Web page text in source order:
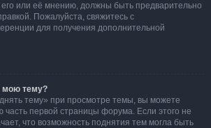
или её мнению, должны быть предварительно
Пожалуйста, свяжитесь с
для получения дополнительной
мою тему?
тему» при просмотре темы, вы можете
часть первой страницы форума. Если этого не
что возможность поднятия тем могла быть